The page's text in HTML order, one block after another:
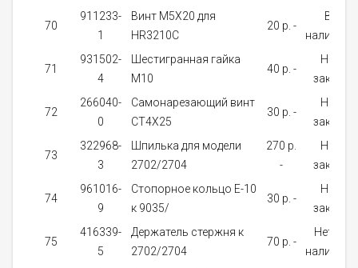
70
911233-
1
Винт M5X20 для
HR3210C
20 p. -
В
наличии
71
931502-
4
Шестигранная гайка
M10
40 p. -
На
заказ
72
266040-
0
Самонарезающий винт
CT4X25
30 p. -
На
заказ
73
322968-
3
Шпилька для модели
2702/2704
270 p.
-
На
заказ
74
961016-
9
Стопорное кольцо E-10
к 9035/
30 p. -
На
заказ
75
416339-
5
Держатель стержня к
2702/2704
70 p. -
Нет в
наличии